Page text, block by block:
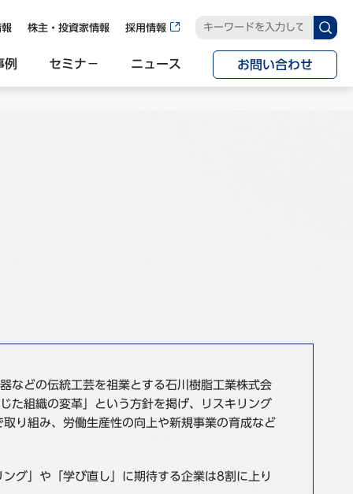
報 株主・投資家情報 採用情報
例 セミナ− ニュース お問い合わせ
などの伝統工芸を祖業とする石川樹脂工業株式会
た組織の変革」という方針を掲げ、リスキリング
り組み、労働生産性の向上や新規事業の育成など
グ」や「学び直し」に期待する企業は8割に上り